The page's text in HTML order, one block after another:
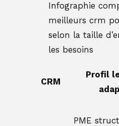
Infographie
meilleurs crm
selon la taille
les besoins
CRM
Profil
PME